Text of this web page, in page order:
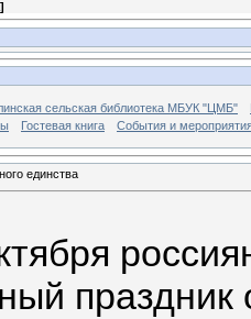
]
сельская библиотека МБУК "ЦМБ"
Гостевая книга События и
единства